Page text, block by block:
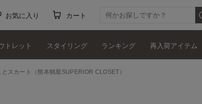
お気に入り カート
トレット スタイリング ランキング 再入荷アイテム
とスカート（熊本鶴屋SUPERIOR CLOSET）